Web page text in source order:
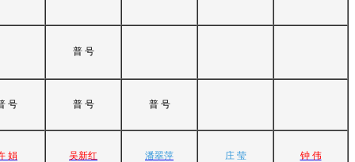
普 号
号 普 号 普 号
娟 吴新红 潘翠萍 庄 莹 钟 伟